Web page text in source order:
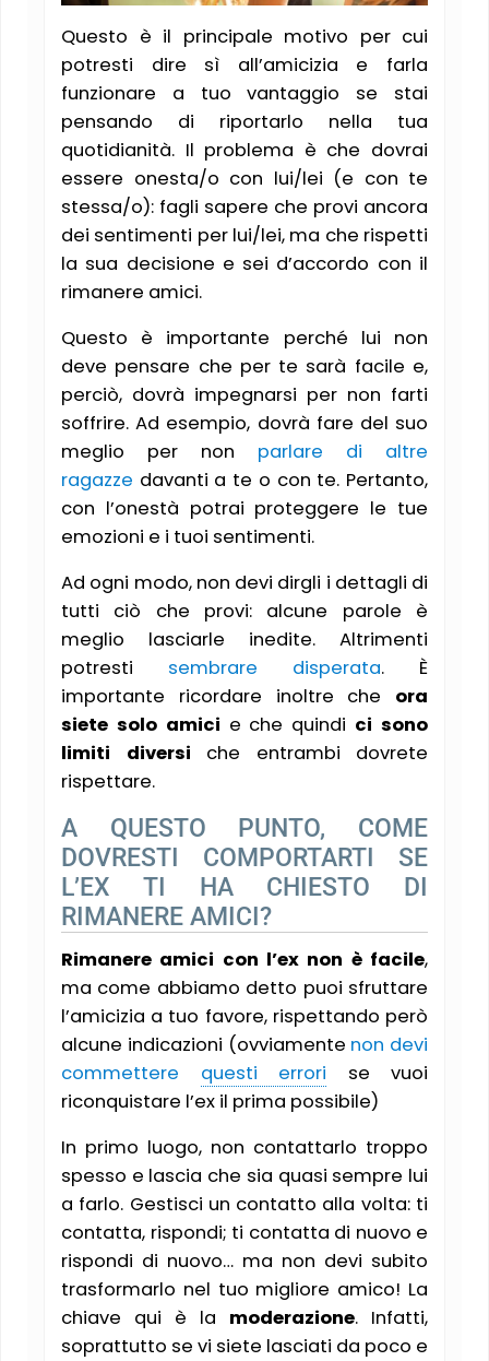
Questo è il principale motivo per cui
potresti dire sì all’amicizia e farla
funzionare a tuo vantaggio se stai
pensando di riportarlo nella tua
quotidianità. Il problema è che dovrai
essere onesta/o con lui/lei (e con te
stessa/o): fagli sapere che provi ancora
dei sentimenti per lui/lei, ma che rispetti
la sua decisione e sei d’accordo con il
rimanere amici.
Questo è importante perché lui non
deve pensare che per te sarà facile e,
perciò, dovrà impegnarsi per non farti
soffrire. Ad esempio, dovrà fare del suo
meglio per non parlare di altre
ragazze davanti a te o con te. Pertanto,
con l’onestà potrai proteggere le tue
emozioni e i tuoi sentimenti.
Ad ogni modo, non devi dirgli i dettagli di
tutti ciò che provi: alcune parole è
meglio lasciarle inedite. Altrimenti
potresti sembrare disperata. È
importante ricordare inoltre che ora
siete solo amici e che quindi ci sono
limiti diversi che entrambi dovrete
rispettare.
A QUESTO PUNTO, COME
DOVRESTI COMPORTARTI SE
L’EX TI HA CHIESTO DI
RIMANERE AMICI?
Rimanere amici con l’ex non è facile,
ma come abbiamo detto puoi sfruttare
l’amicizia a tuo favore, rispettando però
alcune indicazioni (ovviamente non devi
commettere questi errori se vuoi
riconquistare l’ex il prima possibile)
In primo luogo, non contattarlo troppo
spesso e lascia che sia quasi sempre lui
a farlo. Gestisci un contatto alla volta: ti
contatta, rispondi; ti contatta di nuovo e
rispondi di nuovo… ma non devi subito
trasformarlo nel tuo migliore amico! La
chiave qui è la moderazione. Infatti,
soprattutto se vi siete lasciati da poco e